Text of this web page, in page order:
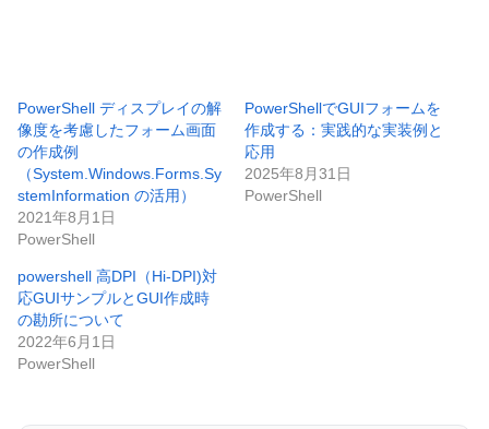
PowerShell ディスプレイの解
像度を考慮したフォーム画面
の作成例
（System.Windows.Forms.Sy
stemInformation の活用）
2021年8月1日
PowerShell
PowerShellでGUIフォームを
作成する：実践的な実装例と
応用
2025年8月31日
PowerShell
powershell 高DPI（Hi-DPI)対
応GUIサンプルとGUI作成時
の勘所について
2022年6月1日
PowerShell